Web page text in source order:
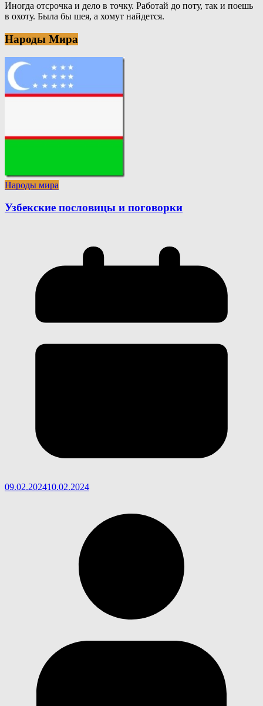
Иногда отсрочка и дело в точку. Работай до поту, так и поешь
в охоту. Была бы шея, а хомут найдется.
Народы Мира
Народы мира
Узбекские пословицы и поговорки
09.02.202410.02.2024